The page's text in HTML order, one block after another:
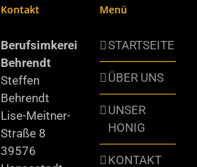
Kontakt
Berufsimkerei
Behrendt
Steffen
Behrendt
Lise-Meitner-
Straße 8
39576
Menü
STARTSEITE
ÜBER UNS
UNSER
HONIG
KONTAKT